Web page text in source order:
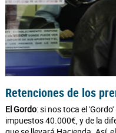
Retenciones de los
El Gordo: si nos toca el
impuestos 40.000€, y de la